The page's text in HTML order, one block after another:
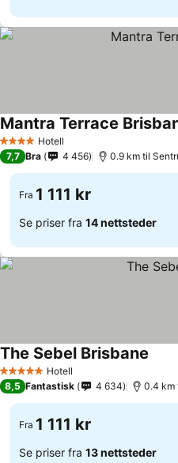
4 StjernerHotell
Mantra Terrace
7,7 Bra 4 456 0.9 km til
Fra 1 111 kr
Se priser fra 14 nettsteder
5 Stjerner Hotell
The Sebel Brisbane
8,5 Fantastisk 4 634 0.4 km
Fra 1 111 kr
Se priser fra 13 nettsteder